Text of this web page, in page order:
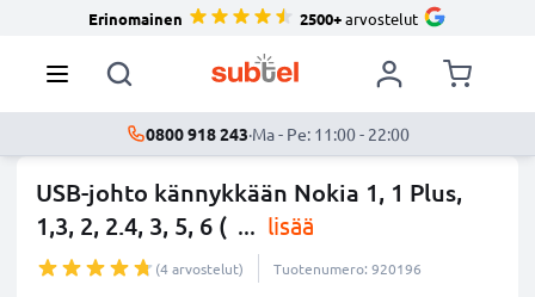
Erinomainen 2500+arvostelut
0800 918 243·Ma - Pe: 11:00 - 22:00
USB-johto kännykkään Nokia 1, 1 Plus,
1,3, 2, 2.4, 3, 5, 6 ( ... lisää
(4 arvostelut) Tuotenumero: 920196